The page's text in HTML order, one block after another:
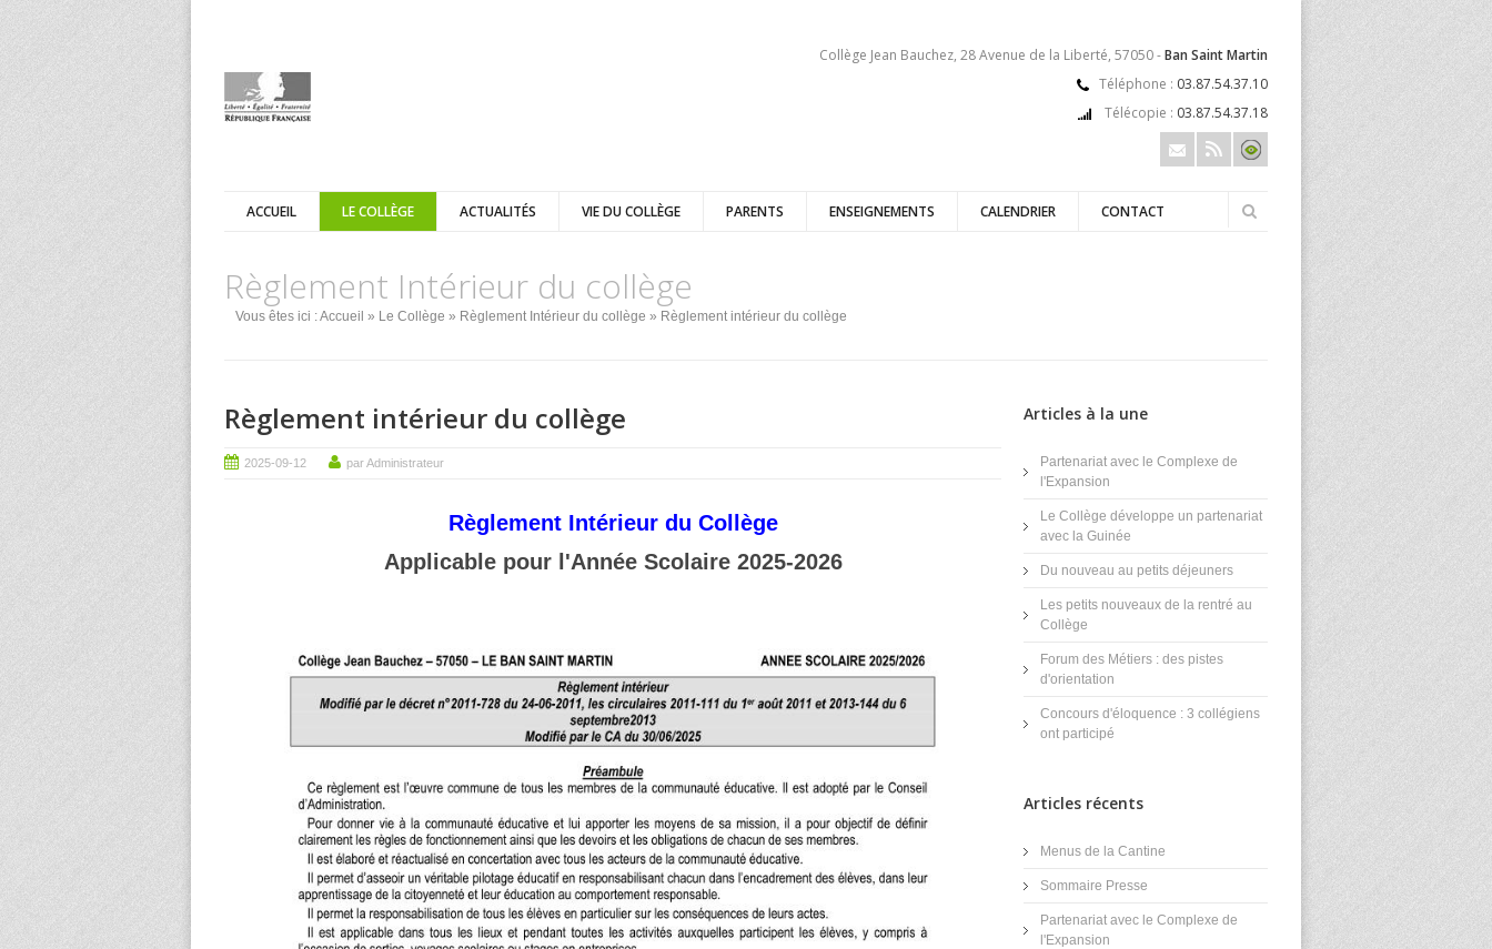
Collège Jean Bauchez, 28 Avenue de la Liberté, 57050 -Ban Saint Martin
Téléphone : 03.87.54.37.10
Télécopie : 03.87.54.37.18
ACCUEIL LE COLLÈGE ACTUALITÉS VIE DU COLLÈGE PARENTS ENSEIGNEMENTS CALENDRIER CONTACT
Règlement Intérieur du collège
Vous êtes ici :Accueil » Le Collège » Règlement Intérieur du collège » Règlement intérieur du collège
Règlement intérieur du collège
2025-09-12 par Administrateur
Règlement Intérieur du Collège
Applicable pour l'Année Scolaire 2025-2026
Articles à la une
Partenariat avec le Complexe de
l'Expansion
Le Collège développe un partenariat
avec la Guinée
Du nouveau au petits déjeuners
Les petits nouveaux de la rentré au
Collège
Forum des Métiers : des pistes
d'orientation
Concours d'éloquence : 3 collégiens
ont participé
Articles récents
Menus de la Cantine
Sommaire Presse
Partenariat avec le Complexe de
l'Expansion